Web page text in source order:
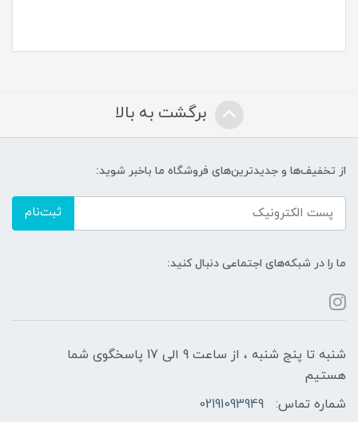
برگشت به بالا
از تخفیف‌ها و جدیدترین‌های فروشگاه ما باخبر شوید:
ثبت‌نام
ما را در شبکه‌های اجتماعی دنبال کنید:
شنبه تا پنج شنبه ، از ساعت 9 الی 17 پاسخگوی شما
هستیم
شماره تماس:
02191093949